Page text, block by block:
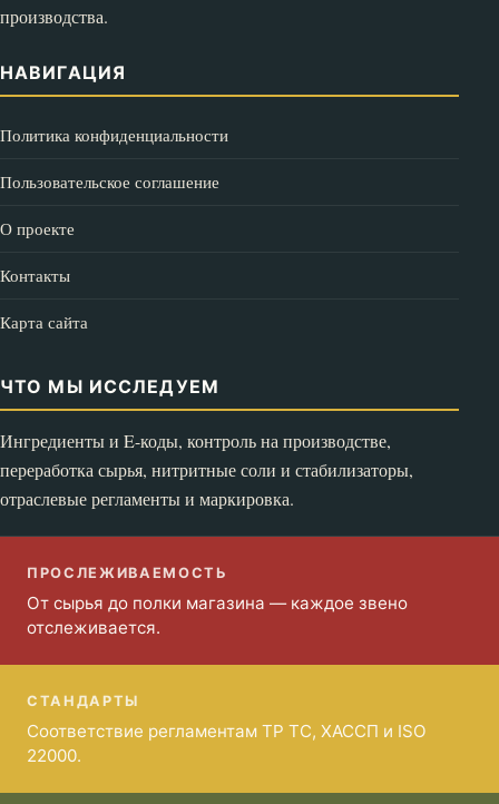
производства.
НАВИГАЦИЯ
Политика конфиденциальности
Пользовательское соглашение
О проекте
Контакты
Карта сайта
ЧТО МЫ ИССЛЕДУЕМ
Ингредиенты и E-коды, контроль на производстве,
переработка сырья, нитритные соли и стабилизаторы,
отраслевые регламенты и маркировка.
ПРОСЛЕЖИВАЕМОСТЬ
От сырья до полки магазина — каждое звено
отслеживается.
СТАНДАРТЫ
Соответствие регламентам ТР ТС, ХАССП и ISO
22000.